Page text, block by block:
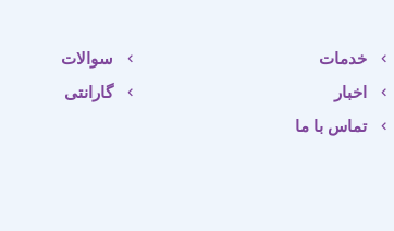
خدمات
اخبار
تماس با ما
سوالات
گارانتی